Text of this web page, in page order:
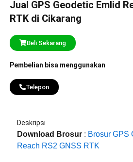
Jual GPS Geodetic Emlid
RTK di Cikarang
Beli Sekarang
Pembelian bisa menggunakan
Telepon
Deskripsi
Download Brosur : Brosur GPS
Reach RS2 GNSS RTK